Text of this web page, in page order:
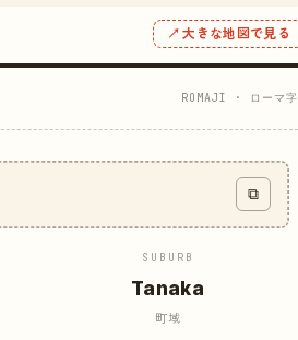
↗ 大きな地図で見る
ROMAJI · ローマ字
⧉
SUBURB
Tanaka
町域